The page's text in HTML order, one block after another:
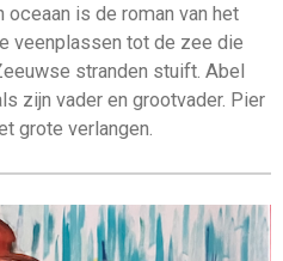
oceaan is de roman van het
veenplassen tot de zee die
stranden stuift. Abel
zijn vader en grootvader. Pier
grote verlangen.